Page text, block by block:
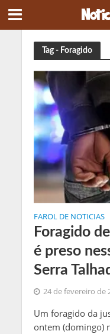
Tag - Foragido
FAROL DE NOTICIAS
Foragido
é preso
Serra
24 de fevereiro de
Um foragido da
ontem (domingo)